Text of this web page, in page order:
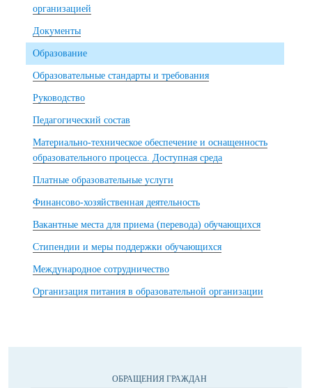
организацией
Документы
Образование
Образовательные стандарты и требования
Руководство
Педагогический состав
Материально-техническое обеспечение и оснащенность
образовательного процесса. Доступная среда
Платные образовательные услуги
Финансово-хозяйственная деятельность
Вакантные места для приема (перевода) обучающихся
Стипендии и меры поддержки обучающихся
Международное сотрудничество
Организация питания в образовательной организации
ОБРАЩЕНИЯ ГРАЖДАН